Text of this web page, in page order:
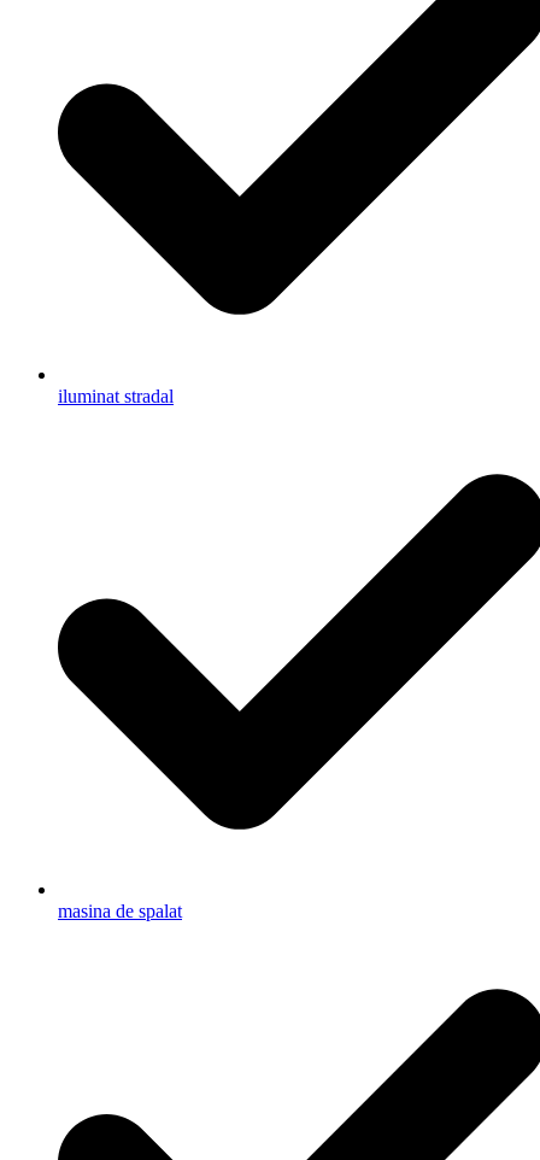
iluminat stradal
masina de spalat